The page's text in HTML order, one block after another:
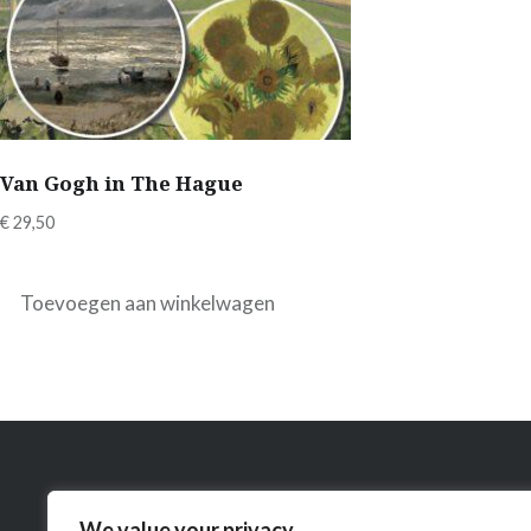
Van Gogh in The Hague
€29,50
Toevoegen aan winkelwagen
Zoeken